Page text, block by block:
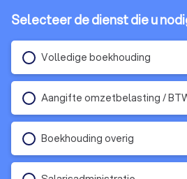
Selecteer de dienst die u
Volledige boekhouding
Aangifte omzetbelasting /
Boekhouding overig